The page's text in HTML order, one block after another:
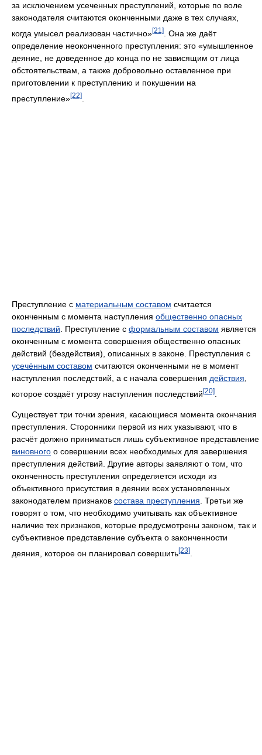
за исключением усеченных преступлений, которые по воле
законодателя считаются оконченными даже в тех случаях,
когда умысел реализован частично»[21]
. Она же даёт
определение неоконченного преступления: это «умышленное
деяние, не доведенное до конца по не зависящим от лица
обстоятельствам, а также добровольно оставленное при
приготовлении к преступлению и покушении на
преступление»[22]
Преступление с материальным составом считается
оконченным с момента наступления общественно опасных
последствий . Преступление с формальным составом является
оконченным с момента совершения общественно опасных
действий (бездействия), описанных в законе. Преступления с
усечённым составом считаются оконченными не в момент
наступления последствий, а с начала совершения действия
которое создаёт угрозу наступления последствий[20]
Существует три точки зрения, касающиеся момента окончания
преступления. Сторонники первой из них указывают, что в
расчёт должно приниматься лишь субъективное представление
виновного о совершении всех необходимых для завершения
преступления действий. Другие авторы заявляют о том, что
оконченность преступления определяется исходя из
объективного присутствия в деянии всех установленных
законодателем признаков состава преступления. Третьи же
говорят о том, что необходимо учитывать как объективное
наличие тех признаков, которые предусмотрены законом, так и
субъективное представление субъекта о законченности
деяния, которое он планировал совершить[23]